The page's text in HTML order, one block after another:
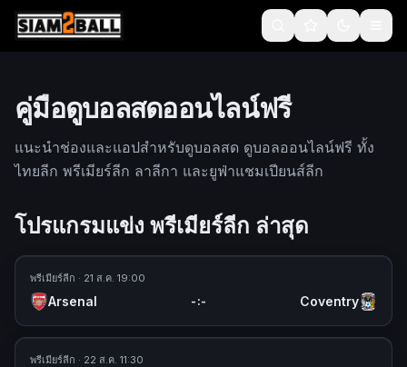
คู่มือดูบอลสดออนไลน์ฟรี
แนะนำช่องและแอปสำหรับดูบอลสด ดูบอลออนไลน์ฟรี ทั้ง
ไทยลีก พรีเมียร์ลีก ลาลีกา และยูฟ่าแชมเปียนส์ลีก
โปรแกรมแข่ง พรีเมียร์ลีก ล่าสุด
พรีเมียร์ลีก · 21 ส.ค. 19:00
Arsenal - :- Coventry
พรีเมียร์ลีก · 22 ส.ค. 11:30